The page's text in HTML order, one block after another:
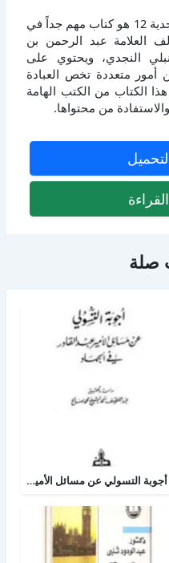
كتاب الدرر السنية في الأجوبة النجدية 12 هو كتاب مهم جداً في
العلامة عبد الرحمن بن
النجدي، ويحتوي على
متعددة تخص العبادة
هذا الكتاب من الكتب الهامة
من محتواها.
صلة
أجوبة التسولي عن مسائل الأمير عبد القادر في الجهاد